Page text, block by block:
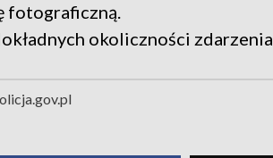
fotograficzną.
okoliczności